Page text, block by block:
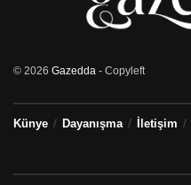
© 2026 Gazedda - Copyleft
Künye Dayanışma İletişim